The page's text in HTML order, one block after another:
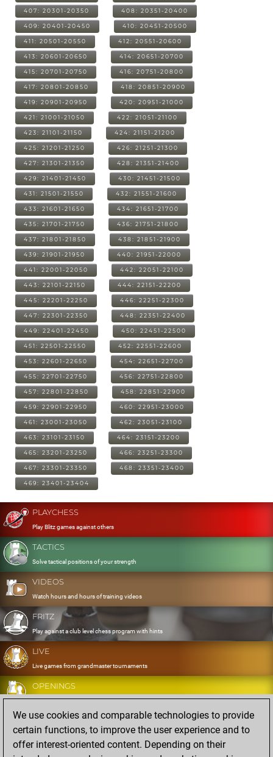
407: 20301-20350 408: 20351-20400
409: 20401-20450 410: 20451-20500
411: 20501-20550 412: 20551-20600
413: 20601-20650 414: 20651-20700
415: 20701-20750 416: 20751-20800
417: 20801-20850 418: 20851-20900
419: 20901-20950 420: 20951-21000
421: 21001-21050 422: 21051-21100
423: 21101-21150 424: 21151-21200
425: 21201-21250 426: 21251-21300
427: 21301-21350 428: 21351-21400
429: 21401-21450 430: 21451-21500
431: 21501-21550 432: 21551-21600
433: 21601-21650 434: 21651-21700
435: 21701-21750 436: 21751-21800
437: 21801-21850 438: 21851-21900
439: 21901-21950 440: 21951-22000
441: 22001-22050 442: 22051-22100
443: 22101-22150 444: 22151-22200
445: 22201-22250 446: 22251-22300
447: 22301-22350 448: 22351-22400
449: 22401-22450 450: 22451-22500
451: 22501-22550 452: 22551-22600
453: 22601-22650 454: 22651-22700
455: 22701-22750 456: 22751-22800
457: 22801-22850 458: 22851-22900
459: 22901-22950 460: 22951-23000
461: 23001-23050 462: 23051-23100
463: 23101-23150 464: 23151-23200
465: 23201-23250 466: 23251-23300
467: 23301-23350 468: 23351-23400
469: 23401-23404
PLAYCHESS
Play Blitz games against others
TACTICS
Solve tactical positions of your strength
VIDEOS
Watch hours and hours of training videos
FRITZ
Play against a club level chess program with hints
LIVE
Live games from grandmaster tournaments
OPENINGS
Develop and exercise your openings
DATABASE
Eight million strong games
We use cookies and comparable technologies to provide
certain functions, to improve the user experience and to
offer interest-oriented content. Depending on their